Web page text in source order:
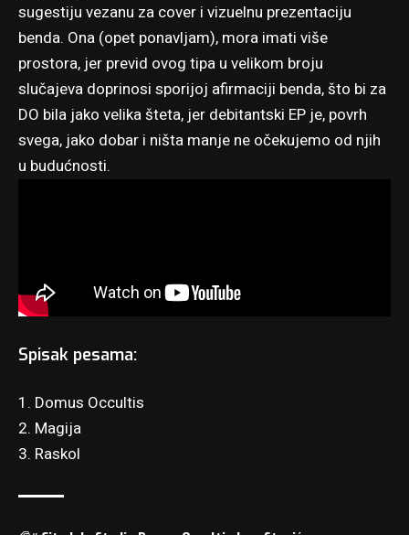
sugestiju vezanu za cover i vizuelnu prezentaciju
benda. Ona (opet ponavljam), mora imati više
prostora, jer previd ovog tipa u velikom broju
slučajeva doprinosi sporijoj afirmaciji benda, što bi za
DO bila jako velika šteta, jer debitantski EP je, povrh
svega, jako dobar i ništa manje ne očekujemo od njih
u budućnosti.
Spisak pesama:
1. Domus Occultis
2. Magija
3. Raskol